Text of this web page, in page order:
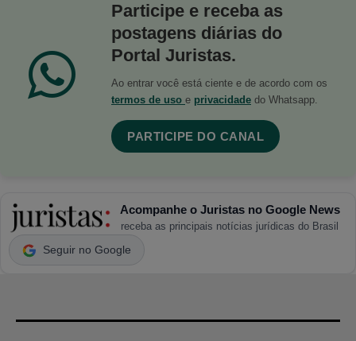
Participe e receba as
postagens diárias do
Portal Juristas.
Ao entrar você está ciente e de acordo com os
termos de uso e privacidade do Whatsapp.
PARTICIPE DO CANAL
Acompanhe o Juristas no Google News
receba as principais notícias jurídicas do Brasil
Seguir no Google